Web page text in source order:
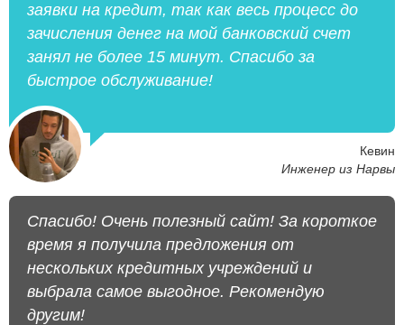
заявки на кредит, так как весь процесс до
зачисления денег на мой банковский счет
занял не более 15 минут. Спасибо за
быстрое обслуживание!
Кевин
Инженер из Нарвы
Спасибо! Очень полезный сайт! За короткое
время я получила предложения от
нескольких кредитных учреждений и
выбрала самое выгодное. Рекомендую
другим!